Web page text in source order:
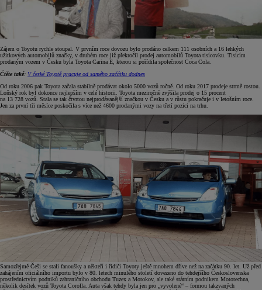
Zájem o Toyotu rychle stoupal. V prvním roce dovozu bylo prodáno celkem 111 osobních a 16 lehkých
užitkových automobilů značky, v druhém roce již překročil prodej automobilů Toyota tisícovku. Tisícím
prodaným vozem v Česku byla Toyota Carina E, kterou si pořídila společnost Coca Cola.
Čtěte také: V české Toyotě pracuje od samého začátku dodnes
Od roku 2006 pak Toyota začala stabilně prodávat okolo 5000 vozů ročně. Od roku 2017 prodeje strmě rostou.
Loňský rok byl dokonce nejlepším v celé historii. Toyota meziročně zvýšila prodej o 15 procent
na 13 728 vozů. Stala se tak čtvrtou nejprodávanější značkou v Česku a v růstu pokračuje i v letošním roce.
Jen za první tři měsíce poskočila s více než 4600 prodanými vozy na třetí pozici na trhu.
Samozřejmě Češi se stali fanoušky a někteří i řidiči Toyoty ještě mnohem dříve než na začátku 90. let. Už před
zahájením oficiálního importu bylo v 80. letech minulého století dovezeno do tehdejšího Československa
prostřednictvím podniků zahraničního obchodu Tuzex a Motokov, ale také státním podnikem Mototechna,
několik desítek vozů Toyota Corolla. Auta však tehdy byla jen pro „vyvolené“ – formou takzvaných